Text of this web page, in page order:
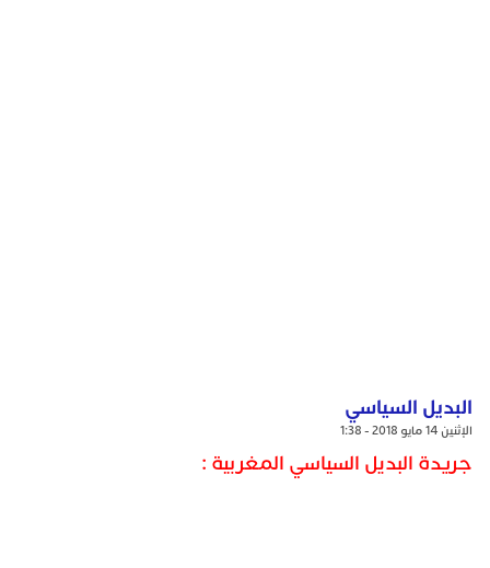
البديل السياسي
الإثنين 14 مايو 2018 - 1:38
جريدة البديل السياسي المغربية :